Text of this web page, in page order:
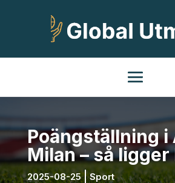
Poängställning i
Milan – så
2025-08-25 Sport